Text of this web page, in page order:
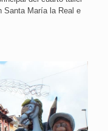
Santa María la Real e